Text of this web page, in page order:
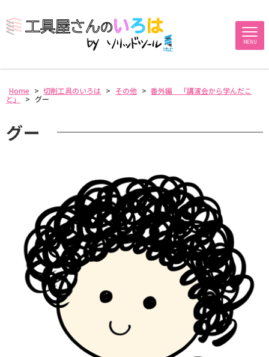
MENU
Home > 切削工具のいろは > その他 > 番外編 「講演会から学んだこ
と」
> グー
グー